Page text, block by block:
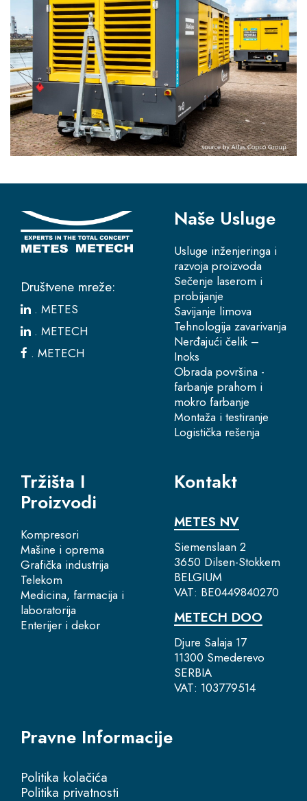
Društvene mreže:
. METES
. METECH
. METECH
Naše Usluge
Usluge inženjeringa i
razvoja proizvoda
Sečenje laserom i
probijanje
Savijanje limova
Tehnologija zavarivanja
Nerđajući čelik –
Inoks
Obrada površina -
farbanje prahom i
mokro farbanje
Montaža i testiranje
Logistička rešenja
Tržišta I
Proizvodi
Kompresori
Mašine i oprema
Grafička industrija
Telekom
Medicina, farmacija i
laboratorija
Enterijer i dekor
Kontakt
METES NV
Siemenslaan 2
3650 Dilsen-Stokkem
BELGIUM
VAT: BE0449840270
METECH DOO
Djure Salaja 17
11300 Smederevo
SERBIA
VAT: 103779514
Pravne Informacije
Politika kolačića
Politika privatnosti